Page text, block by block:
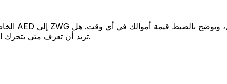
تريد أن تعرف متى يتحرك السعر لصالحك؟ اضبط تنبيه السعر وسنخبرك عندما يصل إلى هدفك.